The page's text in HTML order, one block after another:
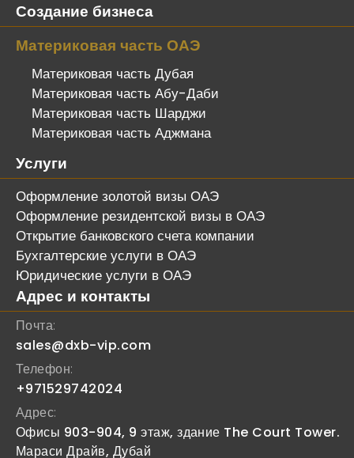
Создание бизнеса
Материковая часть ОАЭ
Материковая часть Дубая
Материковая часть Абу-Даби
Материковая часть Шарджи
Материковая часть Аджмана
Услуги
Оформление золотой визы ОАЭ
Оформление резидентской визы в ОАЭ
Открытие банковского счета компании
Бухгалтерские услуги в ОАЭ
Юридические услуги в ОАЭ
Адрес и контакты
Почта:
sales@dxb-vip.com
Телефон:
+971529742024
Адрес:
Офисы 903-904, 9 этаж, здание The Court Tower.
Мараси Драйв, Дубай